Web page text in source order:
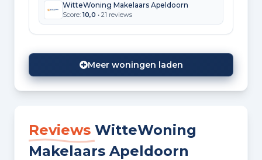
WitteWoning Makelaars Apeldoorn
Score: 10,0 • 21 reviews
Meer woningen laden
Reviews WitteWoning
Makelaars Apeldoorn